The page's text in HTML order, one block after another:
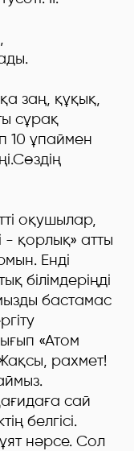
заң, құқық,
сұрақ
10 ұпаймен
оқушылар,
- қорлық» атты
Енді
білімдеріңді
бастамас
«Атом
рахмет!
сай
белгісі.
нәрсе. Сол